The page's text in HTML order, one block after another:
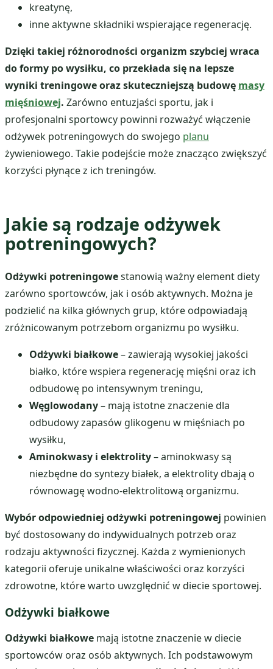
kreatynę,
inne aktywne składniki wspierające regenerację.
Dzięki takiej różnorodności organizm szybciej wraca
do formy po wysiłku, co przekłada się na lepsze
wyniki treningowe oraz skuteczniejszą budowę masy
mięśniowej. Zarówno entuzjaści sportu, jak i
profesjonalni sportowcy powinni rozważyć włączenie
odżywek potreningowych do swojego planu
żywieniowego. Takie podejście może znacząco zwiększyć
korzyści płynące z ich treningów.
Jakie są rodzaje odżywek
potreningowych?
Odżywki potreningowestanowią ważny element diety
zarówno sportowców, jak i osób aktywnych. Można je
podzielić na kilka głównych grup, które odpowiadają
zróżnicowanym potrzebom organizmu po wysiłku.
Odżywki białkowe– zawierają wysokiej jakości
białko, które wspiera regenerację mięśni oraz ich
odbudowę po intensywnym treningu,
Węglowodany– mają istotne znaczenie dla
odbudowy zapasów glikogenu w mięśniach po
wysiłku,
Aminokwasy i elektrolity– aminokwasy są
niezbędne do syntezy białek, a elektrolity dbają o
równowagę wodno-elektrolitową organizmu.
Wybór odpowiedniej odżywki potreningowej powinien
być dostosowany do indywidualnych potrzeb oraz
rodzaju aktywności fizycznej. Każda z wymienionych
kategorii oferuje unikalne właściwości oraz korzyści
zdrowotne, które warto uwzględnić w diecie sportowej.
Odżywki białkowe
Odżywki białkowe mają istotne znaczenie w diecie
sportowców oraz osób aktywnych. Ich podstawowym